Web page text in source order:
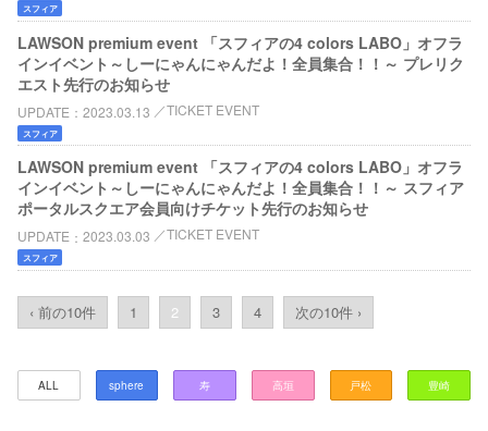
スフィア
LAWSON premium event 「スフィアの4 colors LABO」オフラ
インイベント～しーにゃんにゃんだよ！全員集合！！～ プレリク
エスト先行のお知らせ
UPDATE 2023.03.13 TICKET EVENT
スフィア
LAWSON premium event 「スフィアの4 colors LABO」オフラ
インイベント～しーにゃんにゃんだよ！全員集合！！～ スフィア
ポータルスクエア会員向けチケット先行のお知らせ
UPDATE 2023.03.03 TICKET EVENT
スフィア
‹ 前の10件 1 2 3 4 次の10件 ›
ALL sphere 寿 高垣 戸松 豊崎